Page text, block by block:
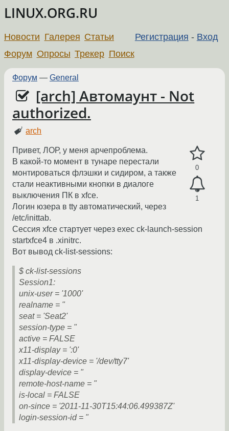
LINUX.ORG.RU
Регистрация - Вход
Новости Галерея Статьи
Форум Опросы Трекер Поиск
Форум — General
[arch] Автомаунт - Not
authorized.
arch
0
1
Привет, ЛОР, у меня арчепроблема.
В какой-то момент в тунаре перестали
монтироваться флэшки и сидиром, а также
стали неактивными кнопки в диалоге
выключения ПК в xfce.
Логин юзера в tty автоматический, через
/etc/inittab.
Сессия xfce стартует через exec ck-launch-session
startxfce4 в .xinitrc.
Вот вывод ck-list-sessions:
$ ck-list-sessions
Session1:
unix-user = '1000'
realname = "
seat = 'Seat2'
session-type = "
active = FALSE
x11-display = ':0'
x11-display-device = '/dev/tty7'
display-device = "
remote-host-name = "
is-local = FALSE
on-since = '2011-11-30T15:44:06.499387Z'
login-session-id = "